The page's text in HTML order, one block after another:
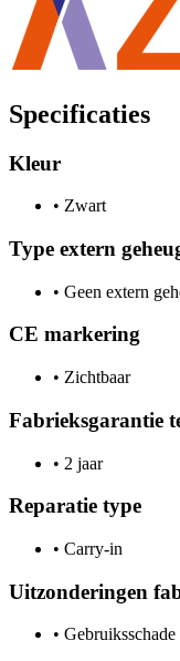
Specificaties
Kleur
• Zwart
Type extern
• Geen extern
CE markering
• Zichtbaar
Fabrieksgarantie
• 2 jaar
Reparatie type
• Carry-in
Uitzonderingen
• Gebruiksschade